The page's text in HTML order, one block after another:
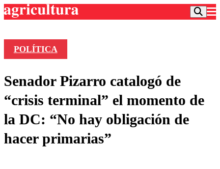
Frecuencias
Agricultura TV
Deportes
Colo Colo
Motor
Entretención
Noticias
Vida Social
POLÍTICA
Senador Pizarro catalogó de
“crisis terminal” el momento de
la DC: “No hay obligación de
hacer primarias”